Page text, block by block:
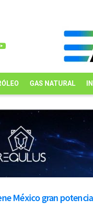
GAS NATURAL
México gran